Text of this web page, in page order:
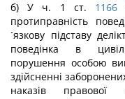
б) У ч. 1 ст. 1166
протиправність
´язкову підставу
поведінка в
порушення особою
здійсненні
наказів